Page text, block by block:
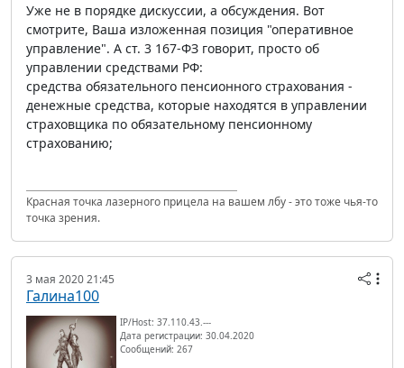
Уже не в порядке дискуссии, а обсуждения. Вот
смотрите, Ваша изложенная позиция "оперативное
управление". А ст. 3 167-ФЗ говорит, просто об
управлении средствами РФ:
средства обязательного пенсионного страхования -
денежные средства, которые находятся в управлении
страховщика по обязательному пенсионному
страхованию;
Красная точка лазерного прицела на вашем лбу - это тоже чья-то
точка зрения.
3 мая 2020 21:45
Галина100
IP/Host: 37.110.43.---
Дата регистрации: 30.04.2020
Сообщений: 267